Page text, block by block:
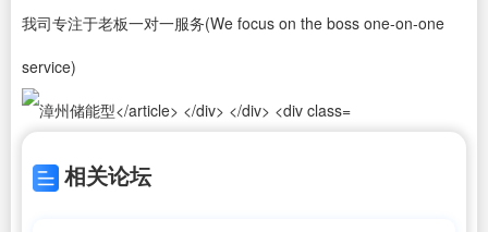
我司专注于老板一对一服务(We focus on the boss one-on-one
service)
相关论坛